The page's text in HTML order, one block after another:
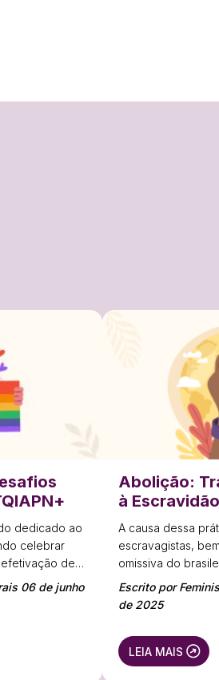
dedicado ao
celebrar
de
o
direitos e a
06 de junho
Abolição:
à
A causa dessa
escravagistas,
omissiva do
Escrito por
de 2025
LEIA MAIS